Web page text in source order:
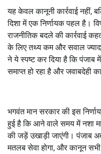
यह केवल कानूनी कार्रवाई नहीं,
दिशा में एक निर्णायक पहल है।
राजनीतिक बदले की कार्रवाई
के लिए तथ्य कम और सवाल ज्यादा
ने ये स्पष्ट कर दिया है कि पंजाब में
समाप्त हो रहा है और जवाबदेही
भगवंत मान सरकार की इस
हुई है कि आने वाले समय में नशा
की जड़ें उखाड़ी जाएंगी। पंजाब
मतलब सेवा होगा, और कानून